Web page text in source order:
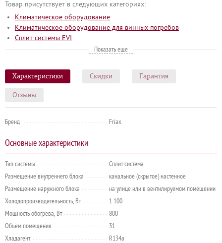
Товар присутствует в следующих категориях:
Климатическое оборудование
Климатическое оборудование для винных погребов
Сплит-системы EVI
Сплит-системы для винных комнат
Оборудование для вина
Оборудование для винного магазина
Показать еще
Характеристики Скидки Гарантия
Отзывы
Бренд Friax
Основные характеристики
Тип системы
Сплит-система
Размещение внутреннего блока
канальное (скрытое) настенное
Размещение наружного блока
на улице или в вентилируемом помещении
Холодопроизводительность, Вт
1 100
Мощность обогрева, Вт
800
Объём помещения
31
Хладагент
R134a